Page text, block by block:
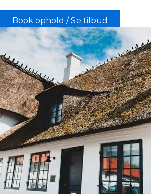
Book ophold / Se tilbud